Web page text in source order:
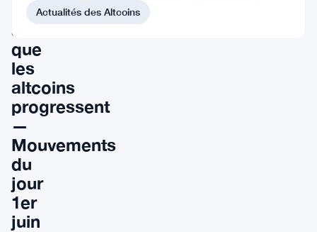
73%
alors
que
les
altcoins
progressent
—
Mouvements
du
jour
1er
juin
Actualités des Altcoins